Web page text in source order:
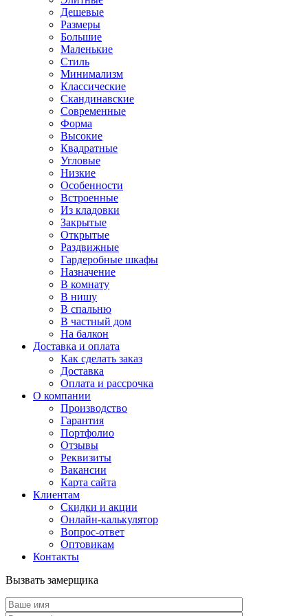
Дешевые
Размеры
Большие
Маленькие
Стиль
Минимализм
Классические
Скандинавские
Современные
Форма
Высокие
Квадратные
Угловые
Низкие
Особенности
Встроенные
Из кладовки
Закрытые
Открытые
Раздвижные
Гардеробные шкафы
Назначение
В комнату
В нишу
В спальню
В частный дом
На балкон
Доставка и оплата
Как сделать заказ
Доставка
Оплата и рассрочка
О компании
Производство
Гарантия
Портфолио
Отзывы
Реквизиты
Вакансии
Карта сайта
Клиентам
Скидки и акции
Онлайн-калькулятор
Вопрос-ответ
Оптовикам
Контакты
Вызвать замерщика